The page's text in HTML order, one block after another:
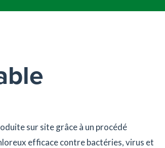
sur site grâce à un procédé
efficace contre bactéries, virus et